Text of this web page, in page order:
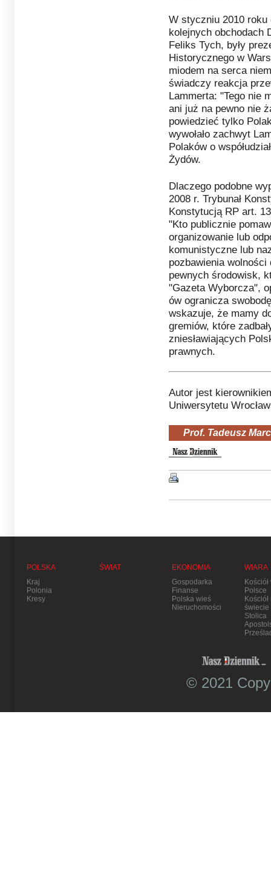
W styczniu 2010
kolejnych obchodach
Feliks Tych, były
Historycznego w
miodem na serca
świadczy reakcja
Lammerta: "Tego nie
ani już na pewno nie
powiedzieć tylko
wywołało zachwyt
Polaków o
Żydów.
Dlaczego podobne
2008 r. Trybunał
Konstytucją RP art.
"Kto publicznie
organizowanie lub
komunistyczne lub
pozbawienia wolności
pewnych środowisk,
"Gazeta Wyborcza",
ów ogranicza
wskazuje, że mamy
gremiów, które
zniesławiających
prawnych.
Autor jest
Uniwersytetu
Prof. Tadeusz
POLSKA
Kraj
Polonia
Kresy
ŚWIAT
EKONOMIA
Gospodarka
Finanse
Polska wieś
Nieruchomości
WIARA
Kościół
Polsce
Kościół
świecie
Stolica
© 2021